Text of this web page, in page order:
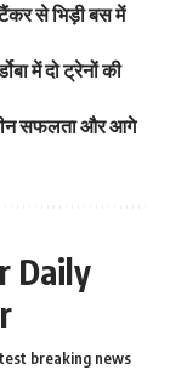
से भिड़ी बस में
में दो ट्रेनों की
सफलता और आगे
Daily
breaking news